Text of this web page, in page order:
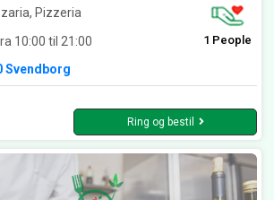
Pizzeria
10:00 til 21:00 1 People
Svendborg
Ring og bestil